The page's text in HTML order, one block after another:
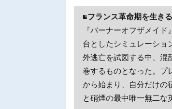
■フランス革命期を生き
『バーナーオフザメイ
台としたシミュレーショ
外逃亡を試図する中、混
巻するものとなった。プ
から始まり、自分だけの
と硝煙の最中唯一無二な